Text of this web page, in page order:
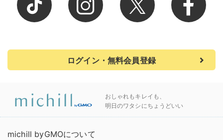
ログイン・無料会員登録
おしゃれもキレイも、
明日のワタシにちょうどいい
michill byGMOについて